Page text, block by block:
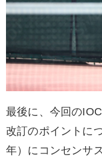
最後に、今回の
改訂のポイントに
年）にコンセンサ